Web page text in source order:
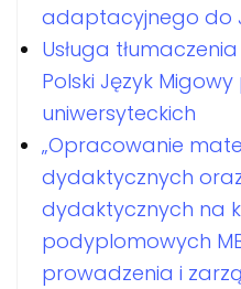
adaptacyjnego do
Usługa
Polski Język
uniwersyteckich
„Opracowanie
dydaktycznych
dydaktycznych na
podyplomowych
prowadzenia i